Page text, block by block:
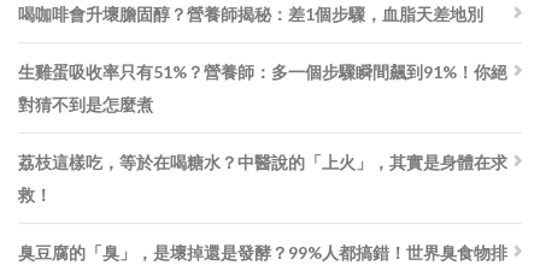
喝咖啡會升壞膽固醇？營養師揭秘：差1個步驟，血脂天差地別
生雞蛋吸收率只有51%？營養師：多一個步驟瞬間飆到91%！你絕
對猜不到是怎麼煮
荔枝這樣吃，等於在喝糖水？中醫說的「上火」，其實是身體在求
救！
臭豆腐的「臭」，是壞掉還是發酵？99%人都搞錯！世界臭食物排